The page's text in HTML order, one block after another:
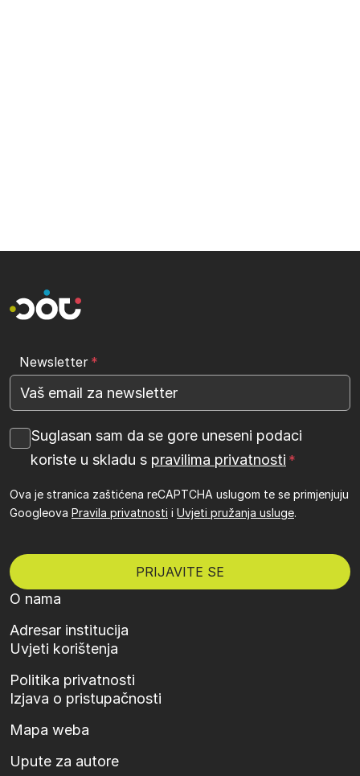
O nama
Adresar institucija
Uvjeti korištenja
Politika privatnosti
Izjava o pristupačnosti
Mapa weba
Upute za autore
Newsletter
Suglasan sam da se gore uneseni podaci
koriste u skladu s pravilima privatnosti
Ova je stranica zaštićena reCAPTCHA uslugom te se primjenjuju
Googleova Pravila privatnosti i Uvjeti pružanja usluge.